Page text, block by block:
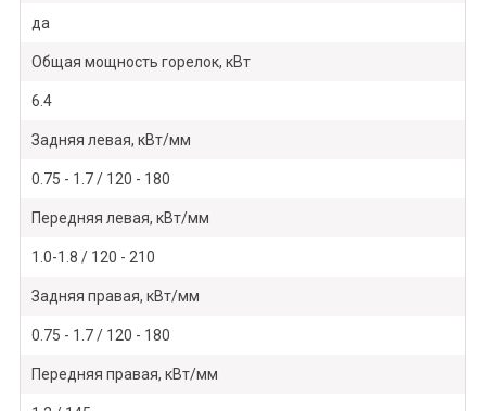
да
Общая мощность горелок, кВт
6.4
Задняя левая, кВт/мм
0.75 - 1.7 / 120 - 180
Передняя левая, кВт/мм
1.0-1.8 / 120 - 210
Задняя правая, кВт/мм
0.75 - 1.7 / 120 - 180
Передняя правая, кВт/мм